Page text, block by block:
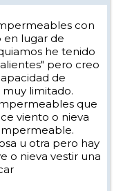
con
en lugar de
he tenido
pero creo
de
muy limitado.
que
viento o nieva
u otra pero hay
o nieva vestir una